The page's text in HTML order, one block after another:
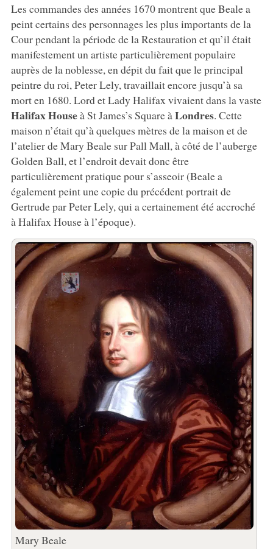
Les commandes des années 1670 montrent que Beale a
peint certains des personnages les plus importants de la
Cour pendant la période de la Restauration et qu’il était
manifestement un artiste particulièrement populaire
auprès de la noblesse, en dépit du fait que le principal
peintre du roi, Peter Lely, travaillait encore jusqu’à sa
mort en 1680. Lord et Lady Halifax vivaient dans la vaste
Halifax Houseà St James’s Square àLondres. Cette
maison n’était qu’à quelques mètres de la maison et de
l’atelier de Mary Beale sur Pall Mall, à côté de l’auberge
Golden Ball, et l’endroit devait donc être
particulièrement pratique pour s’asseoir (Beale a
également peint une copie du précédent portrait de
Gertrude par Peter Lely, qui a certainement été accroché
à Halifax House à l’époque).
Mary Beale